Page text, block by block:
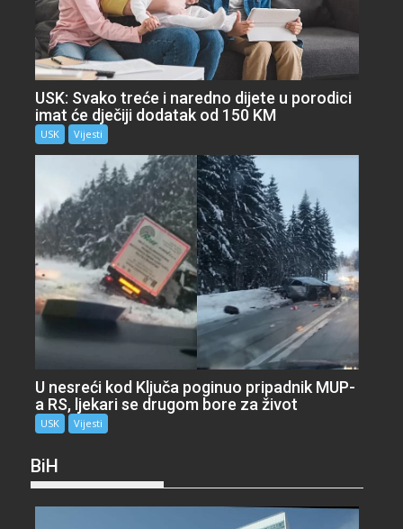
USK: Svako treće i naredno dijete u porodici
imat će dječiji dodatak od 150 KM
USK Vijesti
U nesreći kod Ključa poginuo pripadnik MUP-
a RS, ljekari se drugom bore za život
USK Vijesti
BiH